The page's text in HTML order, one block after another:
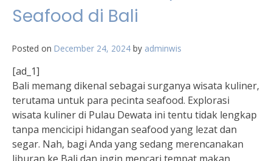
Seafood di Bali
Posted on December 24, 2024 by adminwis
[ad_1]
Bali memang dikenal sebagai surganya wisata kuliner,
terutama untuk para pecinta seafood. Explorasi
wisata kuliner di Pulau Dewata ini tentu tidak lengkap
tanpa mencicipi hidangan seafood yang lezat dan
segar. Nah, bagi Anda yang sedang merencanakan